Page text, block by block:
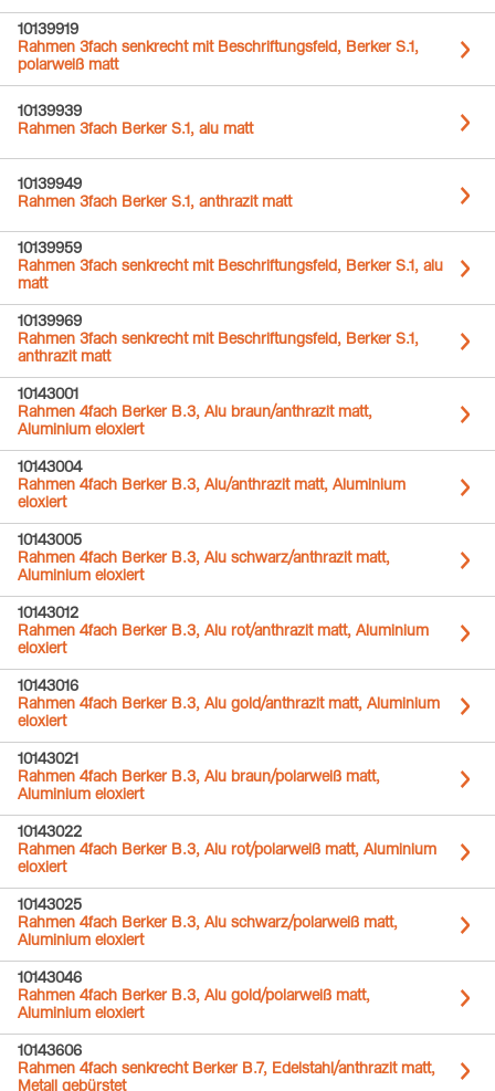
10139919
Rahmen 3fach senkrecht mit Beschriftungsfeld, Berker S.1,
polarweiß matt
10139939
Rahmen 3fach Berker S.1, alu matt
10139949
Rahmen 3fach Berker S.1, anthrazit matt
10139959
Rahmen 3fach senkrecht mit Beschriftungsfeld, Berker S.1, alu
matt
10139969
Rahmen 3fach senkrecht mit Beschriftungsfeld, Berker S.1,
anthrazit matt
10143001
Rahmen 4fach Berker B.3, Alu braun/anthrazit matt,
Aluminium eloxiert
10143004
Rahmen 4fach Berker B.3, Alu/anthrazit matt, Aluminium
eloxiert
10143005
Rahmen 4fach Berker B.3, Alu schwarz/anthrazit matt,
Aluminium eloxiert
10143012
Rahmen 4fach Berker B.3, Alu rot/anthrazit matt, Aluminium
eloxiert
10143016
Rahmen 4fach Berker B.3, Alu gold/anthrazit matt, Aluminium
eloxiert
10143021
Rahmen 4fach Berker B.3, Alu braun/polarweiß matt,
Aluminium eloxiert
10143022
Rahmen 4fach Berker B.3, Alu rot/polarweiß matt, Aluminium
eloxiert
10143025
Rahmen 4fach Berker B.3, Alu schwarz/polarweiß matt,
Aluminium eloxiert
10143046
Rahmen 4fach Berker B.3, Alu gold/polarweiß matt,
Aluminium eloxiert
10143606
Rahmen 4fach senkrecht Berker B.7, Edelstahl/anthrazit matt,
Metall gebürstet